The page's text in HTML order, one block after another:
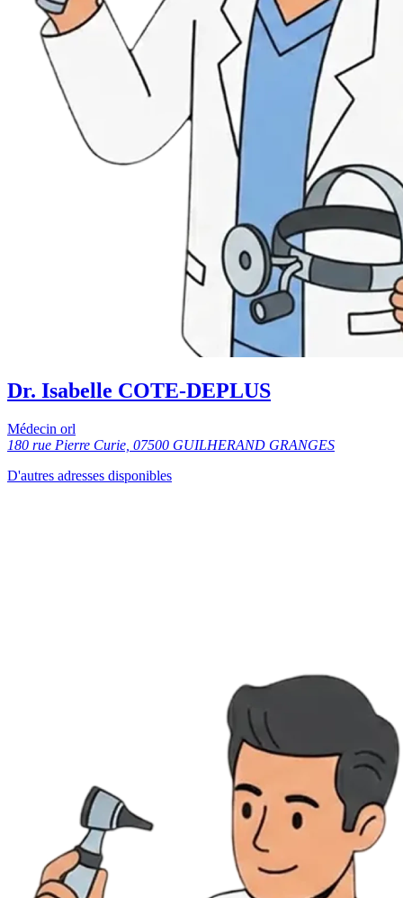
Dr. Isabelle COTE-DEPLUS
Médecin orl
180 rue Pierre Curie, 07500 GUILHERAND GRANGES
D'autres adresses disponibles